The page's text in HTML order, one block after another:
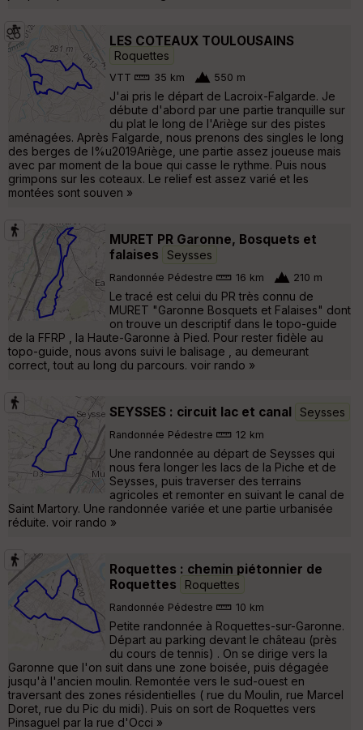
LES COTEAUX TOULOUSAINS
Roquettes
VTT 35 km 550 m
J'ai pris le départ de Lacroix-Falgarde. Je
débute d'abord par une partie tranquille sur
du plat le long de l'Ariège sur des pistes
aménagées. Après Falgarde, nous prenons des singles le long
des berges de l%u2019Ariège, une partie assez joueuse mais
avec par moment de la boue qui casse le rythme. Puis nous
grimpons sur les coteaux. Le relief est assez varié et les
montées sont souven »
MURET PR Garonne, Bosquets et
falaises
Seysses
Randonnée Pédestre 16 km 210 m
Le tracé est celui du PR très connu de
MURET "Garonne Bosquets et Falaises" dont
on trouve un descriptif dans le topo-guide
de la FFRP , la Haute-Garonne à Pied. Pour rester fidèle au
topo-guide, nous avons suivi le balisage , au demeurant
correct, tout au long du parcours. voir rando »
SEYSSES : circuit lac et canal Seysses
Randonnée Pédestre 12 km
Une randonnée au départ de Seysses qui
nous fera longer les lacs de la Piche et de
Seysses, puis traverser des terrains
agricoles et remonter en suivant le canal de
Saint Martory. Une randonnée variée et une partie urbanisée
réduite. voir rando »
Roquettes : chemin piétonnier de
Roquettes
Roquettes
Randonnée Pédestre 10 km
Petite randonnée à Roquettes-sur-Garonne.
Départ au parking devant le château (près
du cours de tennis) . On se dirige vers la
Garonne que l'on suit dans une zone boisée, puis dégagée
jusqu'à l'ancien moulin. Remontée vers le sud-ouest en
traversant des zones résidentielles ( rue du Moulin, rue Marcel
Doret, rue du Pic du midi). Puis on sort de Roquettes vers
Pinsaguel par la rue d'Occi »